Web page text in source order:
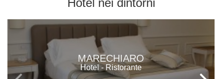
Hotel nei dintorni
MARECHIARO
Hotel - Ristorante